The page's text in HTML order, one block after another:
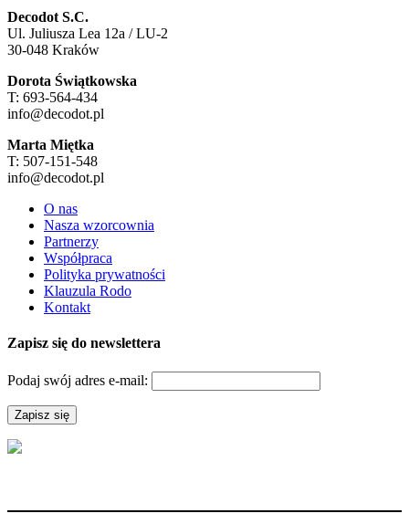
Decodot S.C.
Ul. Juliusza Lea 12a / LU-2
30-048 Kraków
Dorota Świątkowska
T: 693-564-434
info@decodot.pl
Marta Miętka
T: 507-151-548
info@decodot.pl
O nas
Nasza wzorcownia
Partnerzy
Współpraca
Polityka prywatności
Klauzula Rodo
Kontakt
Zapisz się do newslettera
Podaj swój adres e-mail: